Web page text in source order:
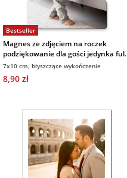
na Dzień Babci i
Dziadka
na Wielkanoc
na wieczór
panieński
na wieczór
kawalerski
Bestseller
Magnes ze zdjęciem na roczek
podziękowanie dla gości jedynka full
foto
7x10 cm, błyszczące wykończenie
8,90 zł